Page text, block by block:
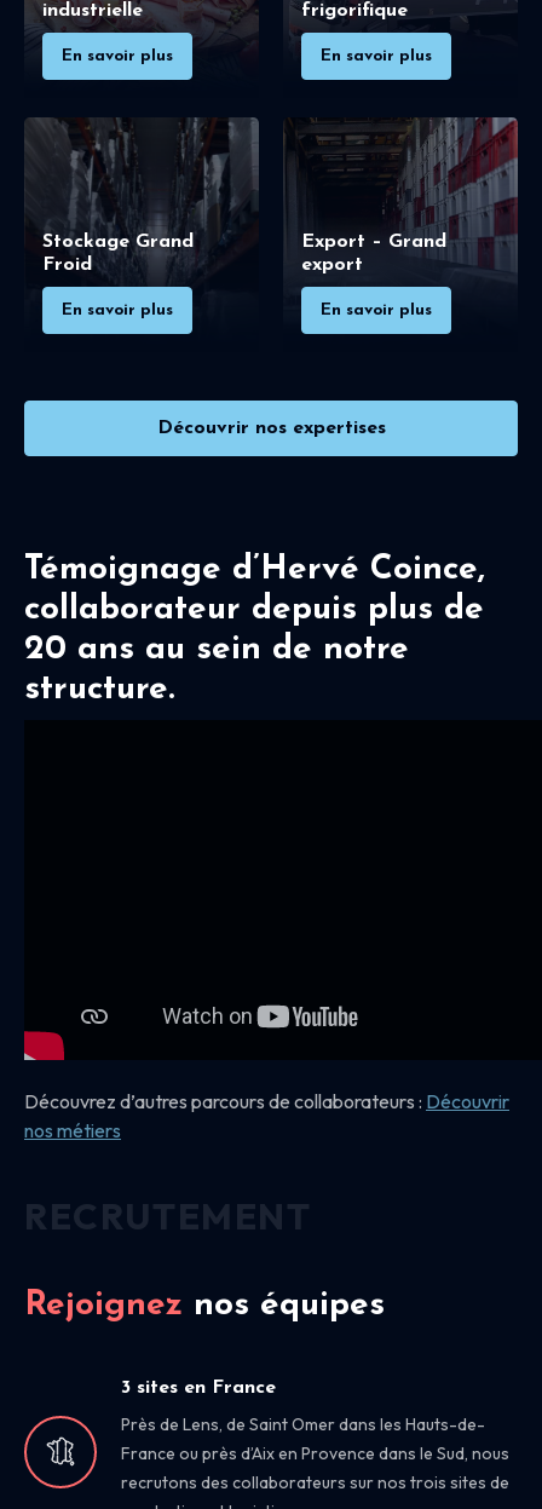
industrielle
En savoir plus
frigorifique
En savoir plus
Stockage Grand
Froid
En savoir plus
Export – Grand
export
En savoir plus
Découvrir nos expertises
Témoignage d’Hervé Coince,
collaborateur depuis plus de
20 ans au sein de notre
structure.
Découvrez d’autres parcours de collaborateurs : Découvrir
nos métiers
Rejoignez nos équipes
3 sites en France
Près de Lens, de Saint Omer dans les Hauts-de-
France ou près d’Aix en Provence dans le Sud, nous
recrutons des collaborateurs sur nos trois sites de
RECRUTEMENT